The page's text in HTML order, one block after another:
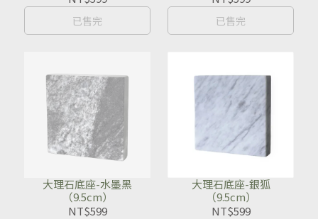
已售完 已售完
大理石底座-水墨黑
（9.5cm）
NT$599
大理石底座-銀狐
（9.5cm）
NT$599